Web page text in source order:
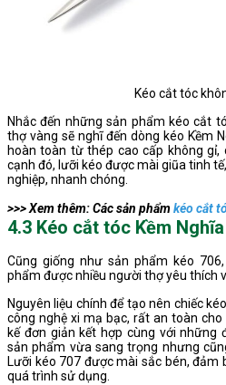
Kéo cắt tóc
Nhắc đến những sản phẩm kéo cắt
thợ vàng sẽ nghĩ đến dòng kéo Kềm
hoàn toàn từ thép cao cấp không gỉ,
cạnh đó, lưỡi kéo được mài giũa tinh
nghiệp, nhanh chóng.
>>> Xem thêm: Các sản phẩmkéo cắt
4.3 Kéo cắt tóc Kềm
Cũng giống như sản phẩm kéo
phẩm được nhiều người thợ yêu thích
Nguyên liệu chính để tạo nên chiếc
công nghệ xi mạ bạc, rất an toàn
kế đơn giản kết hợp cùng với những
sản phẩm vừa sang trọng nhưng
Lưỡi kéo 707 được mài sắc bén,
quá trình sử dụng.